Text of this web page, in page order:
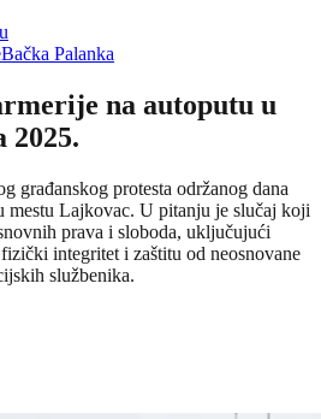
Bačka Palanka
na autoputu u
2025.
građanskog protesta održanog dana
mestu Lajkovac. U pitanju je slučaj koji
prava i sloboda, uključujući
integritet i zaštitu od neosnovane
službenika.